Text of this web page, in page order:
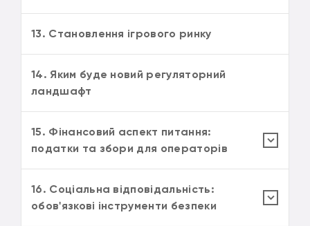
13. Становлення ігрового ринку
14. Яким буде новий регуляторний
ландшафт
15. Фінансовий аспект питання:
податки та збори для операторів
16. Соціальна відповідальність:
обов'язкові інструменти безпеки